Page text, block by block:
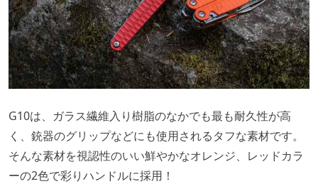
G10は、ガラス繊維入り樹脂のなかでも最も耐久性が高
く、銃器のグリップなどにも使用されるタフな素材です。
そんな素材を視認性のいい鮮やかなオレンジ、レッドカラ
ーの2色で彩りハンドルに採用！